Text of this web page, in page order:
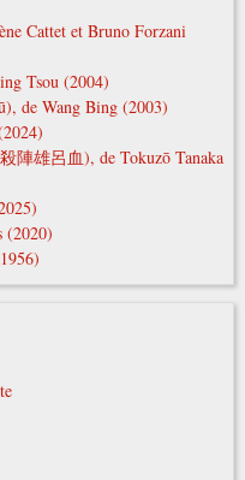
Cattet et Bruno Forzani
Tsou (2004)
de Wang Bing (2003)
陣雄呂血), de Tokuzō Tanaka
(2020)